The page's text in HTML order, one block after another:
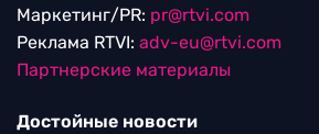
Маркетинг/PR: pr@rtvi.com
Реклама RTVI: adv-eu@rtvi.com
Партнерские материалы
Достойные новости